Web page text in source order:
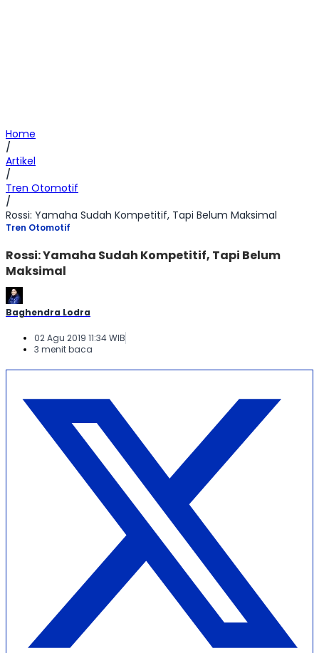
Home
/
Artikel
/
Tren Otomotif
/
Rossi: Yamaha Sudah Kompetitif, Tapi Belum Maksimal
Tren Otomotif
Rossi: Yamaha Sudah Kompetitif, Tapi Belum
Maksimal
Baghendra Lodra
02 Agu 2019 11:34 WIB
3 menit baca